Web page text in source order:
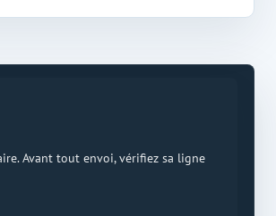
Avant tout envoi, vérifiez sa ligne